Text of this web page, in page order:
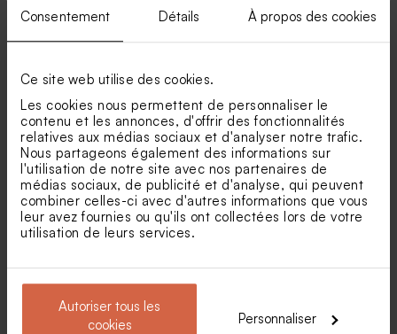
Consentement Détails À propos des cookies
Ce site web utilise des cookies.
Les cookies nous permettent de personnaliser le
contenu et les annonces, d'offrir des fonctionnalités
relatives aux médias sociaux et d'analyser notre trafic.
Nous partageons également des informations sur
l'utilisation de notre site avec nos partenaires de
médias sociaux, de publicité et d'analyse, qui peuvent
combiner celles-ci avec d'autres informations que vous
leur avez fournies ou qu'ils ont collectées lors de votre
utilisation de leurs services.
Autoriser tous les
cookies
Personnaliser
Savon fête fond fleur d'or -
senteur Calendula Bambou
Dragées chocolat marbrées
or et blanc
Sticker fête licorne
Grand sticker fête
dinosaures
Sticker fête dinosaures Autocollant fête licorne